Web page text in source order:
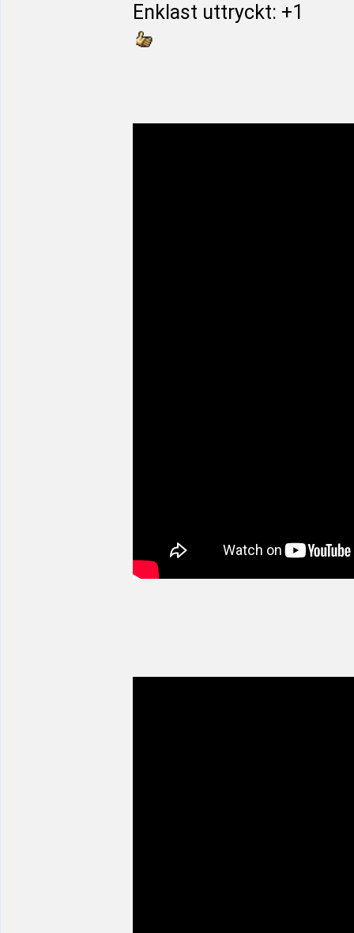
Enklast uttryckt: +1